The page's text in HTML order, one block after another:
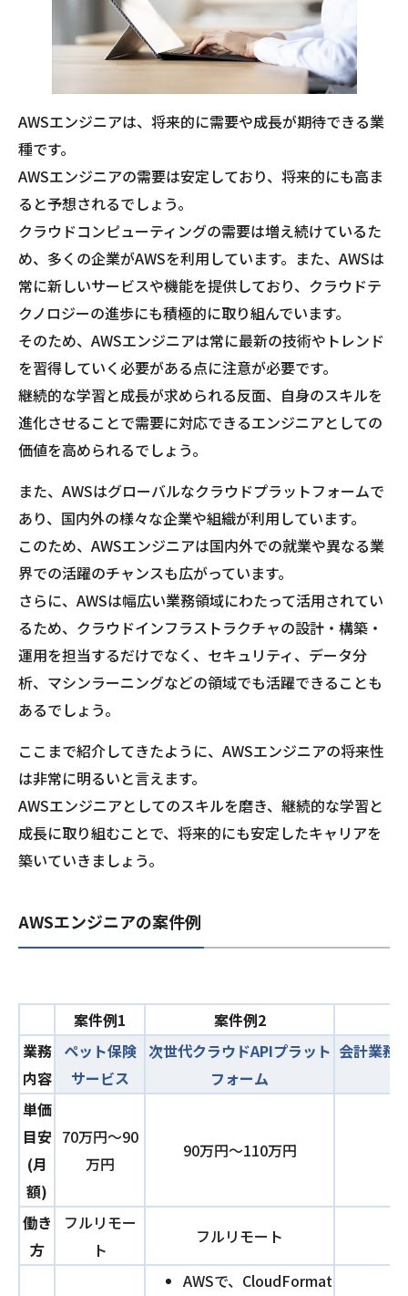
AWSエンジニアは、将来的に需要や成長が期待できる業
種です。
AWSエンジニアの需要は安定しており、将来的にも高ま
ると予想されるでしょう。
クラウドコンピューティングの需要は増え続けているた
め、多くの企業がAWSを利用しています。また、AWSは
常に新しいサービスや機能を提供しており、クラウドテ
クノロジーの進歩にも積極的に取り組んでいます。
そのため、AWSエンジニアは常に最新の技術やトレンド
を習得していく必要がある点に注意が必要です。
継続的な学習と成長が求められる反面、自身のスキルを
進化させることで需要に対応できるエンジニアとしての
価値を高められるでしょう。
また、AWSはグローバルなクラウドプラットフォームで
あり、国内外の様々な企業や組織が利用しています。
このため、AWSエンジニアは国内外での就業や異なる業
界での活躍のチャンスも広がっています。
さらに、AWSは幅広い業務領域にわたって活用されてい
るため、クラウドインフラストラクチャの設計・構築・
運用を担当するだけでなく、セキュリティ、データ分
析、マシンラーニングなどの領域でも活躍できることも
あるでしょう。
ここまで紹介してきたように、AWSエンジニアの将来性
は非常に明るいと言えます。
AWSエンジニアとしてのスキルを磨き、継続的な学習と
成長に取り組むことで、将来的にも安定したキャリアを
築いていきましょう。
AWSエンジニアの案件例
案件例1
案件例2
業務
内容
ペット保険
サービス
次世代クラウドAPIプラット
フォーム
会計業務
単価
目安
(月
額)
70万円〜90
万円
90万円〜110万円
働き
方
フルリモー
ト
フルリモート
AWSで、CloudFormat